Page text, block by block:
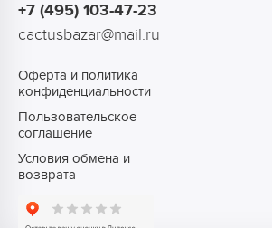
+7 (495) 103-47-23
cactusbazar@mail.ru
Оферта и политика
конфиденциальности
Пользовательское
соглашение
Условия обмена и
возврата